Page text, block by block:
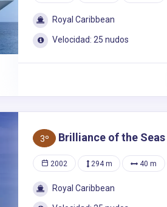
Royal Caribbean
Velocidad: 25 nudos
3º Brilliance of the Seas
2002 294 m 40 m
Royal Caribbean